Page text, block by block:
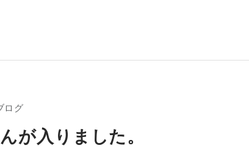
ログ
が入りました。